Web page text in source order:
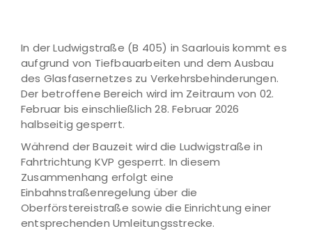
In der Ludwigstraße (B 405) in Saarlouis kommt es
aufgrund von Tiefbauarbeiten und dem Ausbau
des Glasfasernetzes zu Verkehrsbehinderungen.
Der betroffene Bereich wird im Zeitraum von 02.
Februar bis einschließlich 28. Februar 2026
halbseitig gesperrt.
Während der Bauzeit wird die Ludwigstraße in
Fahrtrichtung KVP gesperrt. In diesem
Zusammenhang erfolgt eine
Einbahnstraßenregelung über die
Oberförstereistraße sowie die Einrichtung einer
entsprechenden Umleitungsstrecke.